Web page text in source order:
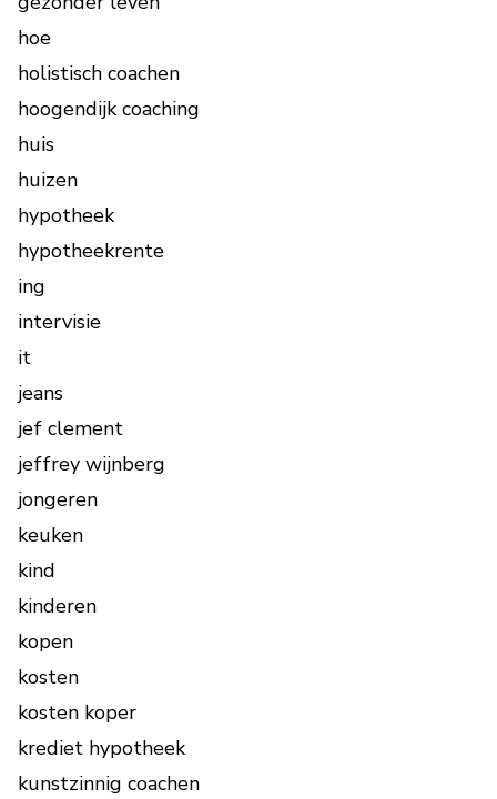
hoe
holistisch coachen
hoogendijk coaching
huis
huizen
hypotheek
hypotheekrente
ing
intervisie
it
jeans
jef clement
jeffrey wijnberg
jongeren
keuken
kind
kinderen
kopen
kosten
kosten koper
krediet hypotheek
kunstzinnig coachen